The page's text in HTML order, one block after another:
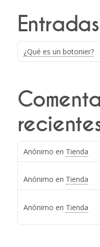
¿Qué es un botonier?
Anónimo en Tienda
Anónimo en Tienda
Anónimo en Tienda